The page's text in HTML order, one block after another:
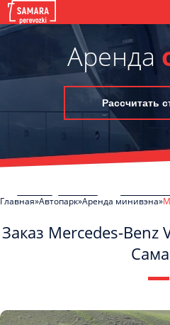
Аренда
Рассчитать
Главная Автопарк Аренда минивэна
Заказ Mercedes-Benz
Политикой
ознакомлен(а), даю